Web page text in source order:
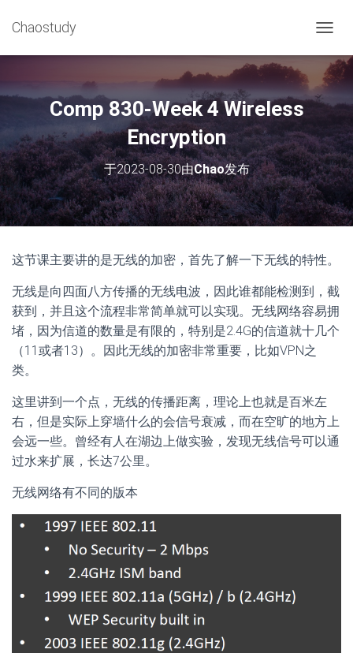
Chaostudy
换
导
航
Comp 830-Week 4 Wireless
Encryption
于2023-08-30由Chao发布
这节课主要讲的是无线的加密，首先了解一下无线的特性。
无线是向四面八方传播的无线电波，因此谁都能检测到，截
获到，并且这个流程非常简单就可以实现。无线网络容易拥
堵，因为信道的数量是有限的，特别是2.4G的信道就十几个
（11或者13）。因此无线的加密非常重要，比如VPN之
类。
这里讲到一个点，无线的传播距离，理论上也就是百米左
右，但是实际上穿墙什么的会信号衰减，而在空旷的地方上
会远一些。曾经有人在湖边上做实验，发现无线信号可以通
过水来扩展，长达7公里。
无线网络有不同的版本